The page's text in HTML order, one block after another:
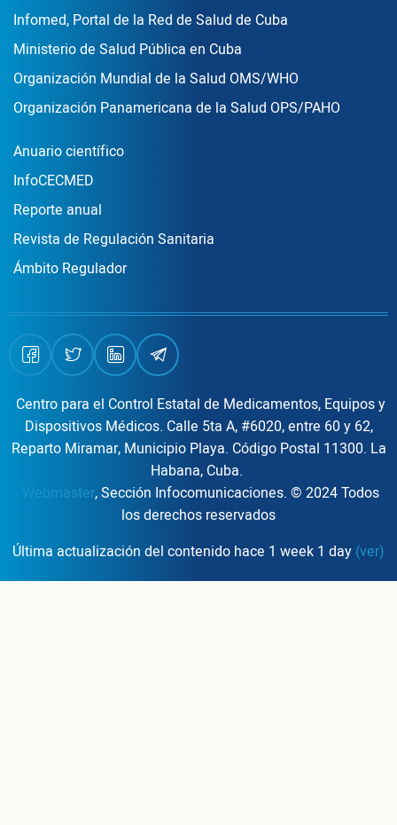
Enlace Footer3
Infomed, Portal de la Red de Salud de Cuba
Ministerio de Salud Pública en Cuba
Organización Mundial de la Salud OMS/WHO
Organización Panamericana de la Salud OPS/PAHO
Publicaciones
Anuario científico
InfoCECMED
Reporte anual
Revista de Regulación Sanitaria
Ámbito Regulador
Centro para el Control Estatal de Medicamentos, Equipos y
Dispositivos Médicos. Calle 5ta A, #6020, entre 60 y 62,
Reparto Miramar, Municipio Playa. Código Postal 11300. La
Habana, Cuba.
Webmaster, Sección Infocomunicaciones. © 2024 Todos
los derechos reservados
Última actualización del contenido hace 1 week 1 day (ver)